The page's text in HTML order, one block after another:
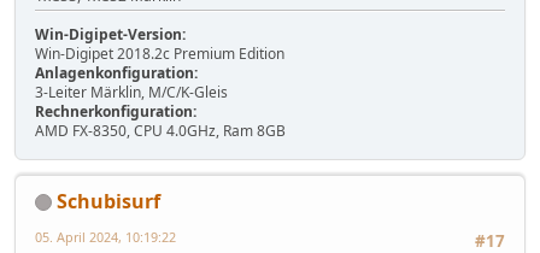
Win-Digipet-Version:
Win-Digipet 2018.2c Premium Edition
Anlagenkonfiguration:
3-Leiter Märklin, M/C/K-Gleis
Rechnerkonfiguration:
AMD FX-8350, CPU 4.0GHz, Ram 8GB
Schubisurf
#17
05. April 2024, 10:19:22